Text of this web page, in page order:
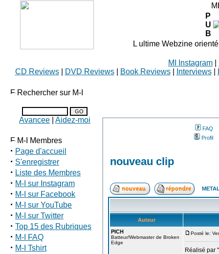
P
U
B
L ultime Webzine
MI Instagram
CD Reviews| DVD Reviews| Book Reviews| Interviews|
Rechercher sur M-I
Avancee Aidez-moi
M-I Membres
· Page d'accueil
· S'enregistrer
· Liste des Membres
· M-I sur Instagram
· M-I sur Facebook
· M-I sur YouTube
· M-I sur Twitter
· Top 15 des Rubriques
· M-I FAQ
· M-I Tshirt
FAQ
Profil
nouveau clip
Auteur
PICH
Batteur/Webmaster de Broken
Edge
Posté le:
Réalisé par